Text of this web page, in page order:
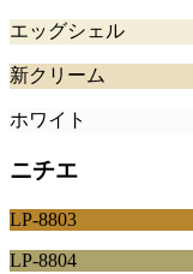
エッグシェル
新クリーム
ホワイト
ニチエ
LP-8803
LP-8804